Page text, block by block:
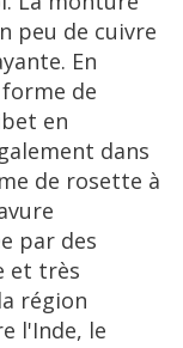
peu de cuivre
. En
forme de
en
galement dans
de rosette à
e par des
et très
la région
l'Inde, le